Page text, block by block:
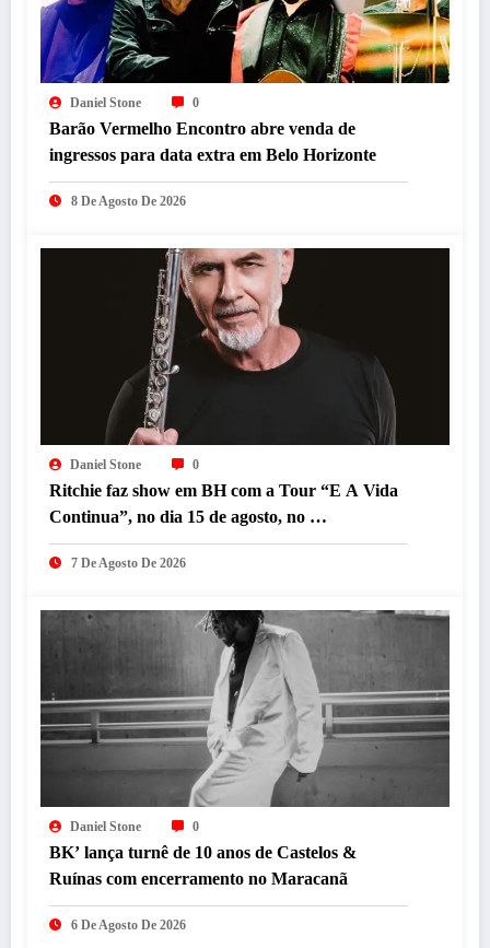
Daniel Stone 0
Barão Vermelho Encontro abre venda de
ingressos para data extra em Belo Horizonte
8 De Agosto De 2026
Daniel Stone 0
Ritchie faz show em BH com a Tour “E A Vida
Continua”, no dia 15 de agosto, no
Minascentro.
7 De Agosto De 2026
Daniel Stone 0
BK’ lança turnê de 10 anos de Castelos &
Ruínas com encerramento no Maracanã
6 De Agosto De 2026